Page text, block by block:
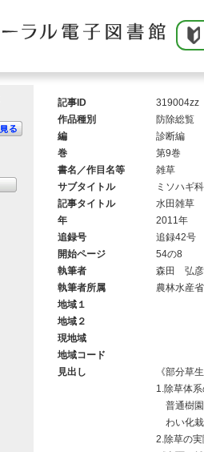
記事ID
319004zz
作品種別
防除総覧
編
診断編
巻
第9巻
書名／作目名等
雑草
サブタイトル
ミソハギ
記事タイトル
水田雑草
年
2011年
追録号
追録42号
開始ページ
54の8
執筆者
森田 弘
執筆者所属
農林水産
地域１
地域２
現地域
地域コード
見出し
《部分草
1.除草体
普通樹園
わい化
2.除草の実